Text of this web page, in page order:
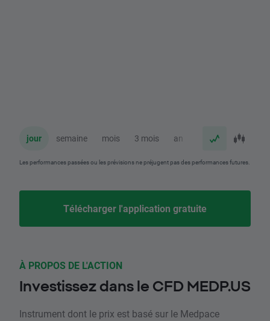
jour semaine mois 3 mois an
Les performances passées ou les prévisions ne préjugent pas des performances futures.
Télécharger l'application gratuite
À PROPOS DE L'ACTION
Investissez dans le CFD MEDP.US
Instrument dont le prix est basé sur le Medpace